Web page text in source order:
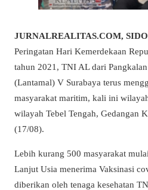
JURNALREALITAS.COM,
Peringatan Hari Kemerdekaan
tahun 2021, TNI AL dari
(Lantamal) V Surabaya terus
masyarakat maritim, kali ini
wilayah Tebel Tengah, Gedangan
(17/08).
Lebih kurang 500 masyarakat
Lanjut Usia menerima Vaksinasi
diberikan oleh tenaga kesehatan